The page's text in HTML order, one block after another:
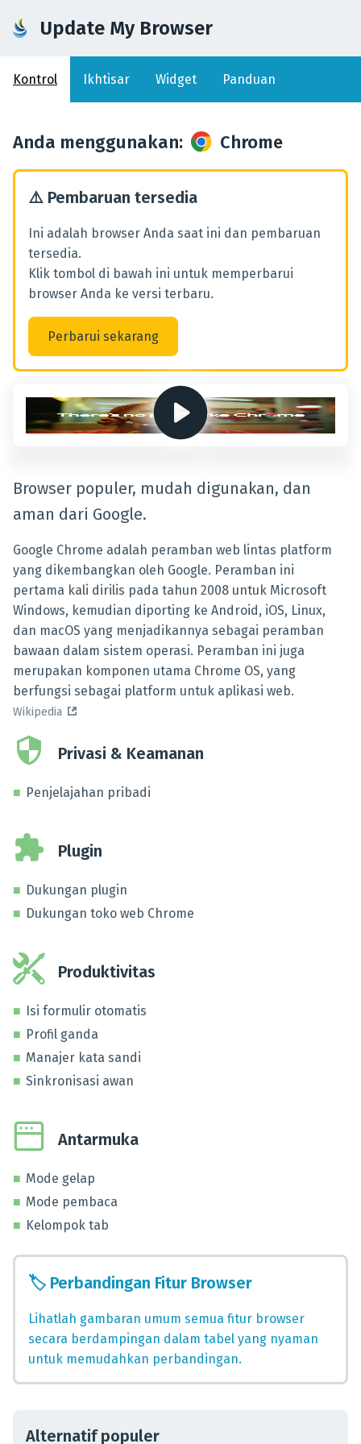
Update My Browser
Kontrol Ikhtisar Widget Panduan
Anda menggunakan: Chrome
⚠️ Pembaruan tersedia
Ini adalah browser Anda saat ini dan pembaruan
tersedia.
Klik tombol di bawah ini untuk memperbarui
browser Anda ke versi terbaru.
Perbarui sekarang
Browser populer, mudah digunakan, dan
aman dari Google.
Google Chrome adalah peramban web lintas platform
yang dikembangkan oleh Google. Peramban ini
pertama kali dirilis pada tahun 2008 untuk Microsoft
Windows, kemudian diporting ke Android, iOS, Linux,
dan macOS yang menjadikannya sebagai peramban
bawaan dalam sistem operasi. Peramban ini juga
merupakan komponen utama Chrome OS, yang
berfungsi sebagai platform untuk aplikasi web.
Wikipedia
Privasi & Keamanan
Penjelajahan pribadi
Plugin
Dukungan plugin
Dukungan toko web Chrome
Produktivitas
Isi formulir otomatis
Profil ganda
Manajer kata sandi
Sinkronisasi awan
Antarmuka
Mode gelap
Mode pembaca
Kelompok tab
🏷️ Perbandingan Fitur Browser
Lihatlah gambaran umum semua fitur browser
secara berdampingan dalam tabel yang nyaman
untuk memudahkan perbandingan.
Alternatif populer